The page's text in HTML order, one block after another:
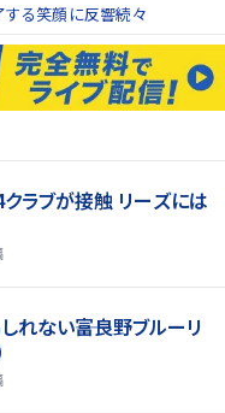
する笑顔に反響続々
ラブが接触 リーズには
れない――富良野ブルーリ